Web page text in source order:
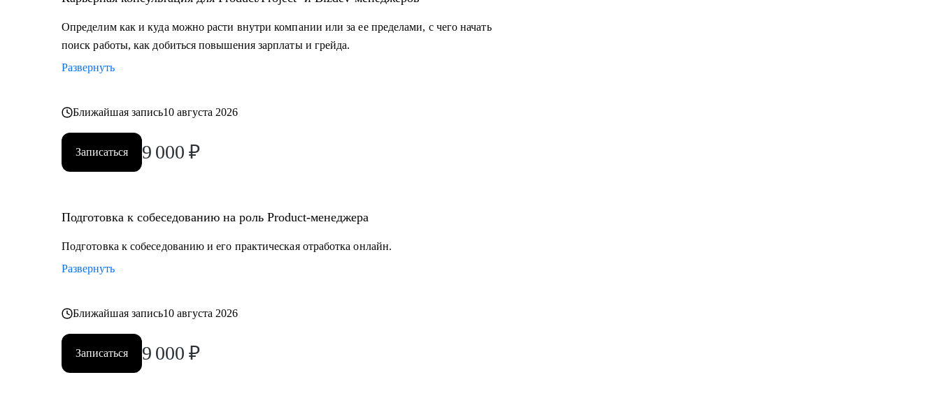
продуктом.
Кому могу помочь:
• Для уже опытных специалистов в сфере Project/Product- и Bizdev-менеджеров, которые хотят
Определим как и куда можно расти внутри компании или за ее пределами, с чего начать
поиск работы, как добиться повышения зарплаты и грейда.
Развернуть
Ближайшая запись10 августа 2026
Записаться 9 000 ₽
Подготовка к собеседованию на роль Product-менеджера
Подготовка к собеседованию и его практическая отработка онлайн.
Развернуть
Ближайшая запись10 августа 2026
Записаться 9 000 ₽